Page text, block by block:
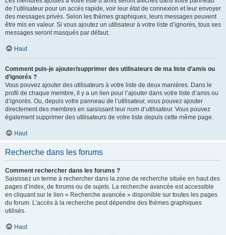
de l’utilisateur pour un accès rapide, voir leur état de connexion et leur envoyer
des messages privés. Selon les thèmes graphiques, leurs messages peuvent
être mis en valeur. Si vous ajoutez un utilisateur à votre liste d’ignorés, tous ses
messages seront masqués par défaut.
Haut
Comment puis-je ajouter/supprimer des utilisateurs de ma liste d’amis ou
d’ignorés ?
Vous pouvez ajouter des utilisateurs à votre liste de deux manières. Dans le
profil de chaque membre, il y a un lien pour l’ajouter dans votre liste d’amis ou
d’ignorés. Ou, depuis votre panneau de l’utilisateur, vous pouvez ajouter
directement des membres en saisissant leur nom d’utilisateur. Vous pouvez
également supprimer des utilisateurs de votre liste depuis cette même page.
Haut
Recherche dans les forums
Comment rechercher dans les forums ?
Saisissez un terme à rechercher dans la zone de recherche située en haut des
pages d’index, de forums ou de sujets. La recherche avancée est accessible
en cliquant sur le lien « Recherche avancée » disponible sur toutes les pages
du forum. L’accès à la recherche peut dépendre des thèmes graphiques
utilisés.
Haut